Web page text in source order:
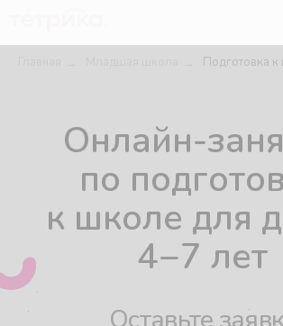
Подготовка
по подготовке
к школе для детей
4−7 лет
Оставьте заявку
на бесплатный урок